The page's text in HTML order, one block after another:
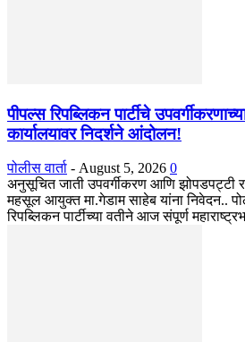
पीपल्स रिपब्लिकन पार्टीचे
कार्यालयावर निदर्शने आंदोलन!
पोलीस वार्ता - August 5, 2026 0
अनुसूचित जाती उपवर्गीकरण आणि झोपडपट्टी
महसूल आयुक्त मा.गेडाम साहेब यांना निवेदन..
रिपब्लिकन पार्टीच्या वतीने आज संपूर्ण